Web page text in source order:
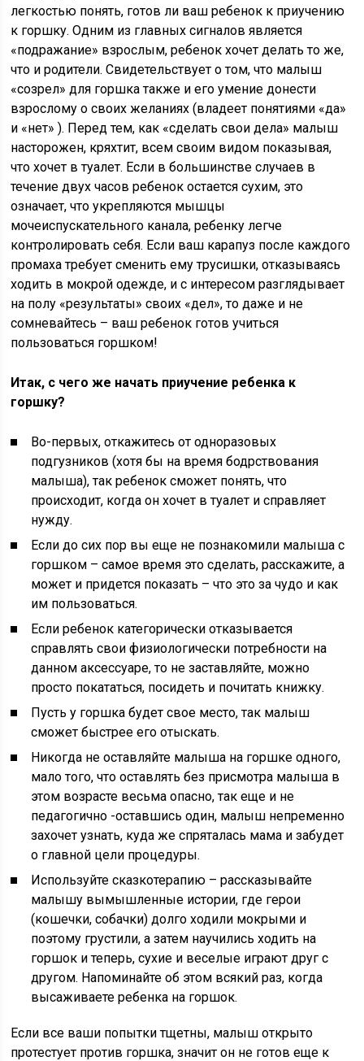
легкостью понять, готов ли ваш ребенок к приучению
к горшку. Одним из главных сигналов является
«подражание» взрослым, ребенок хочет делать то же,
что и родители. Свидетельствует о том, что малыш
«созрел» для горшка также и его умение донести
взрослому о своих желаниях (владеет понятиями «да»
и «нет» ). Перед тем, как «сделать свои дела» малыш
насторожен, кряхтит, всем своим видом показывая,
что хочет в туалет. Если в большинстве случаев в
течение двух часов ребенок остается сухим, это
означает, что укрепляются мышцы
мочеиспускательного канала, ребенку легче
контролировать себя. Если ваш карапуз после каждого
промаха требует сменить ему трусишки, отказываясь
ходить в мокрой одежде, и с интересом разглядывает
на полу «результаты» своих «дел», то даже и не
сомневайтесь – ваш ребенок готов учиться
пользоваться горшком!
Итак, с чего же начать приучение ребенка к
горшку?
Во-первых, откажитесь от одноразовых
подгузников (хотя бы на время бодрствования
малыша), так ребенок сможет понять, что
происходит, когда он хочет в туалет и справляет
нужду.
Если до сих пор вы еще не познакомили малыша с
горшком – самое время это сделать, расскажите, а
может и придется показать – что это за чудо и как
им пользоваться.
Если ребенок категорически отказывается
справлять свои физиологически потребности на
данном аксессуаре, то не заставляйте, можно
просто покататься, посидеть и почитать книжку.
Пусть у горшка будет свое место, так малыш
сможет быстрее его отыскать.
Никогда не оставляйте малыша на горшке одного,
мало того, что оставлять без присмотра малыша в
этом возрасте весьма опасно, так еще и не
педагогично -оставшись один, малыш непременно
захочет узнать, куда же спряталась мама и забудет
о главной цели процедуры.
Используйте сказкотерапию – рассказывайте
малышу вымышленные истории, где герои
(кошечки, собачки) долго ходили мокрыми и
поэтому грустили, а затем научились ходить на
горшок и теперь, сухие и веселые играют друг с
другом. Напоминайте об этом всякий раз, когда
высаживаете ребенка на горшок.
Если все ваши попытки тщетны, малыш открыто
протестует против горшка, значит он не готов еще к